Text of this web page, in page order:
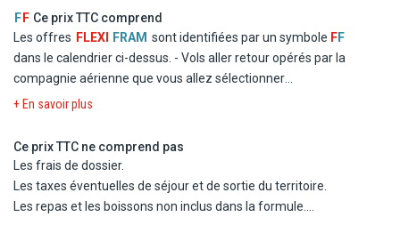
OBY CATAMARAN (maximum 21 participants)
Sortez en famille et naviguez vers l'ile de Lobos: Déjeuner,
boissons, arrêt baignade, snorkeling, kayak et paddle surf inclus.
Tarifs : 73€/adultes et 44€/enfants (4-11 ans)
FERRY ET BUS ÎLE DE LOBOS
3h30 environ de temps libre entre paysages volcaniques, lagunes
cristallines, plages sauvages.
Excursion disponible les mardis, jeudis et dimanches
Les boissons selon descriptif.
Les services, loisirs et activités mentionnés.
F F Ce prix TTC comprend
Les offres FLEXI FRAM sont identifiées par un symbole FF
dans le calendrier ci-dessus. - Vols aller retour opérés par la
compagnie aérienne que vous allez sélectionner
- Logement à l'hôtel Jumbo Chatur Costa Caleta en chambre
- La formule Tout inclus
- Les taxes d'aéroport et de solidarité
- Le transfert
+ En savoir plus
Ce prix TTC ne comprend pas
Les frais de dossier.
Les taxes éventuelles de séjour et de sortie du territoire.
Les repas et les boissons non inclus dans la formule.